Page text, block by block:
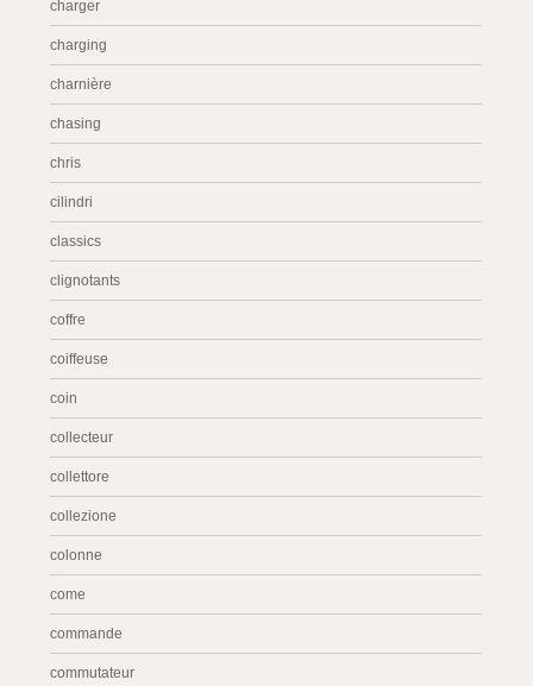
charger
charging
charnière
chasing
chris
cilindri
classics
clignotants
coffre
coiffeuse
coin
collecteur
collettore
collezione
colonne
come
commande
commutateur